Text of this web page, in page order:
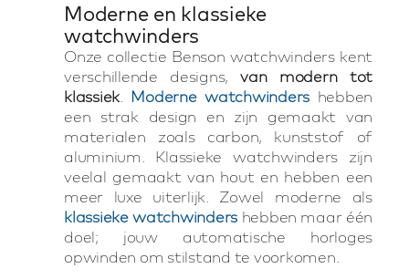
Moderne en klassieke
watchwinders
Onze collectie Benson watchwinders kent
verschillende designs,van modern tot
klassiek. Moderne watchwinders hebben
een strak design en zijn gemaakt van
materialen zoals carbon, kunststof of
aluminium. Klassieke watchwinders zijn
veelal gemaakt van hout en hebben een
meer luxe uiterlijk. Zowel moderne als
klassieke watchwinders hebben maar één
doel; jouw automatische horloges
opwinden om stilstand te voorkomen.